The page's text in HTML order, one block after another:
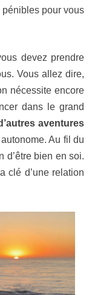
pénibles pour vous
devez prendre
Vous allez dire,
nécessite encore
dans le grand
aventures
Au fil du
d’être bien en soi.
clé d’une relation